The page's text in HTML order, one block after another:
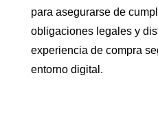
para asegurarse de
obligaciones legales y
experiencia de compra
entorno digital.